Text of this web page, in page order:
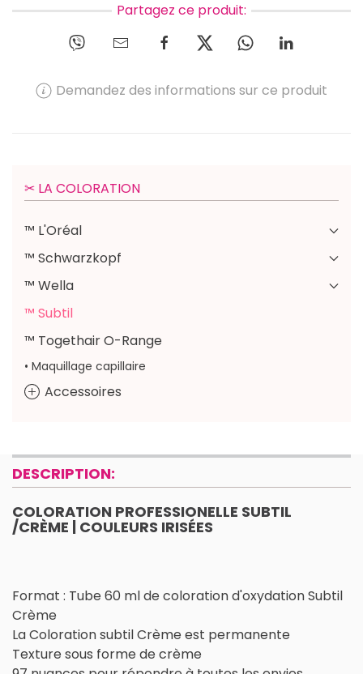
Partagez ce produit:
Demandez des informations sur ce produit
✂︎ LA COLORATION
™ L'Oréal
™ Schwarzkopf
™ Wella
™ Subtil
™ Togethair O-Range
• Maquillage capillaire
Accessoires
DESCRIPTION:
COLORATION PROFESSIONELLE SUBTIL
/CRÈME | COULEURS IRISÉES
Format : Tube 60 ml de coloration d'oxydation Subtil
Crème
La Coloration subtil Crème est permanente
Texture sous forme de crème